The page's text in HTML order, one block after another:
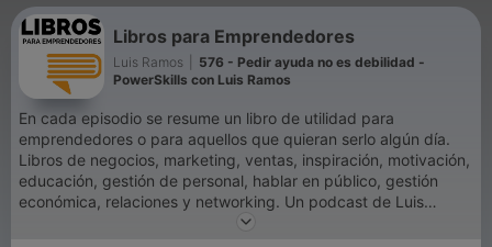
Libros para Emprendedores
Luis Ramos
576 - Pedir ayuda no es debilidad -
PowerSkills con Luis Ramos
En cada episodio se resume un libro de utilidad para
emprendedores o para aquellos que quieran serlo algún día.
Libros de negocios, marketing, ventas, inspiración, motivación,
educación, gestión de personal, hablar en público, gestión
económica, relaciones y networking. Un podcast de Luis
Ramos, emprendedor, empresario y experto en Marca